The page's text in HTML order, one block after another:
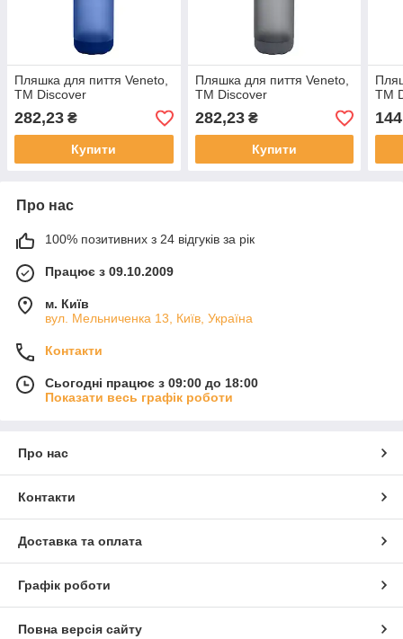
Пляшка для пиття Veneto,
TM Discover
282,23 ₴
Купити
Пляшка для пиття Veneto,
TM Discover
282,23₴
Купити
ТМ
Про нас
100% позитивних з 24 відгуків за рік
Працює з 09.10.2009
м. Київ
вул. Мельниченка 13, Київ, Україна
Контакти
Сьогодні працює з 09:00 до 18:00
Показати весь графік роботи
Про нас
Контакти
Доставка та оплата
Графік роботи
Повна версія сайту